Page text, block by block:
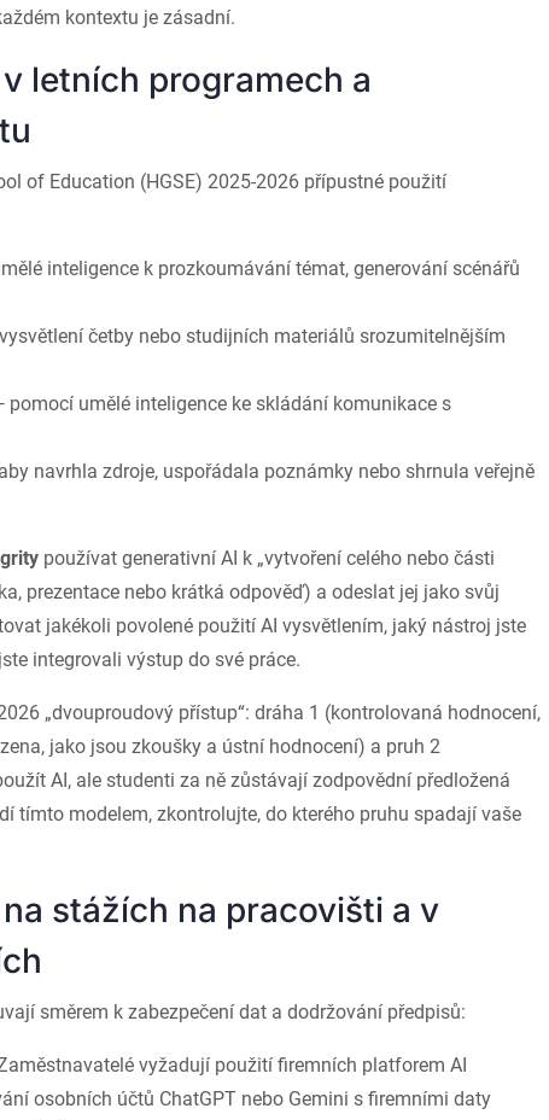
kontextu je zásadní.
letních programech a
of Education (HGSE) 2025-2026 přípustné použití
inteligence k prozkoumávání témat, generování scénářů
četby nebo studijních materiálů srozumitelnějším
pomocí umělé inteligence ke skládání komunikace s
navrhla zdroje, uspořádala poznámky nebo shrnula veřejně
používat generativní AI k „vytvoření celého nebo části
prezentace nebo krátká odpověď) a odeslat jej jako svůj
jakékoli povolené použití AI vysvětlením, jaký nástroj jste
integrovali výstup do své práce.
„dvouproudový přístup“: dráha 1 (kontrolovaná hodnocení,
jako jsou zkoušky a ústní hodnocení) a pruh 2
AI, ale studenti za ně zůstávají zodpovědní předložená
tímto modelem, zkontrolujte, do kterého pruhu spadají vaše
stážích na pracovišti a v
směrem k zabezpečení dat a dodržování předpisů:
vyžadují použití firemních platforem AI
osobních účtů ChatGPT nebo Gemini s firemními daty